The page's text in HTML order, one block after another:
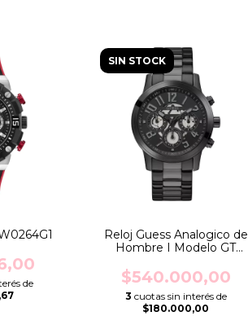
de
SIN STOCK
Reloj Guess Analogico de
Hombre I Modelo GT
$540.000,00
3 cuotas sin interés de
$180.000,00